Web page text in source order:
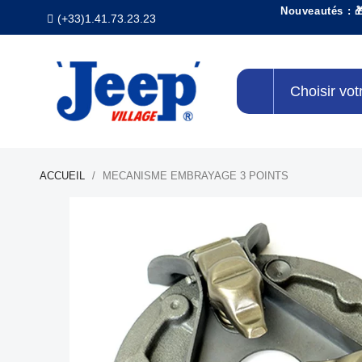
(+33)1.41.73.23.23
Nouveautés :
Choisir
ACCUEIL MECANISME EMBRAYAGE 3 POINTS